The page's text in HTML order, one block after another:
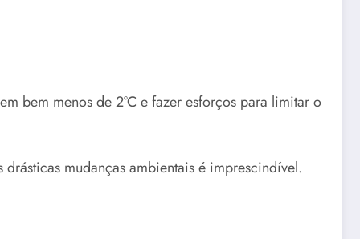
bem menos de 2°C e fazer esforços para limitar o
mudanças ambientais é imprescindível.